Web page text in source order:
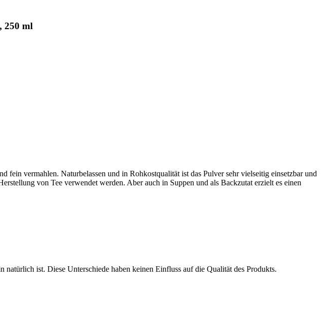
250 ml
vermahlen. Naturbelassen und in Rohkostqualität ist das Pulver sehr vielseitig einsetzbar und
von Tee verwendet werden. Aber auch in Suppen und als Backzutat erzielt es einen
ist. Diese Unterschiede haben keinen Einfluss auf die Qualität des Produkts.